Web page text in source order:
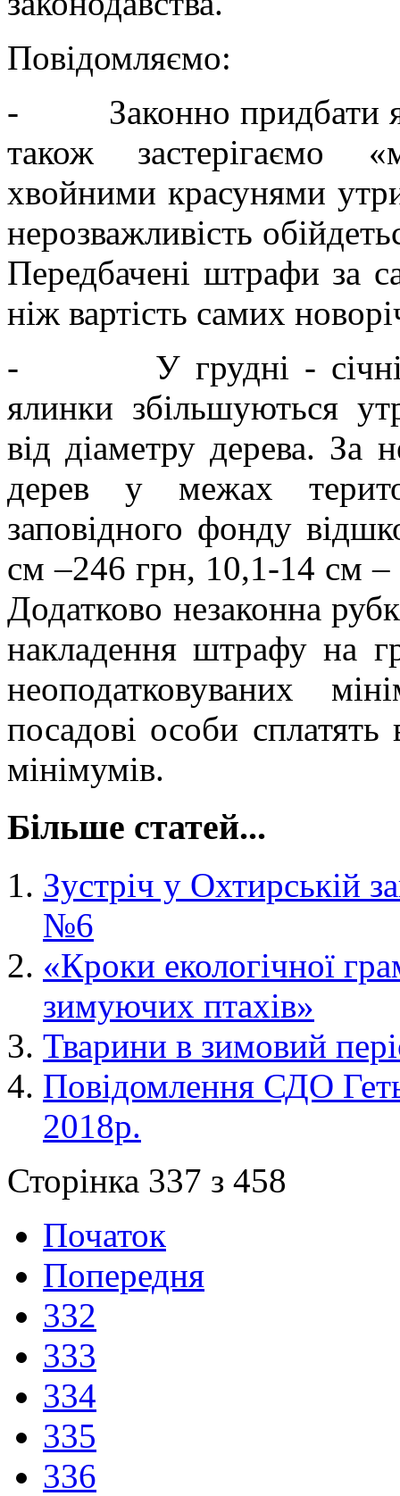
Повідомляємо:
- Законно придбати
також застерігаємо
хвойними красунями
нерозважливість
Передбачені штрафи за
ніж вартість самих
- У грудні - січні
ялинки збільшуються
від діаметру дерева. За
дерев у межах
заповідного фонду
см –246 грн, 10,1-14 см
Додатково незаконна
накладення штрафу на
неоподатковуваних
посадові особи
мінімумів.
Більше статей...
Зустріч у Охтирській
№6
«Кроки екологічної
зимуючих птахів»
Тварини в зимовий
Повідомлення СДО
2018р.
Сторінка 337 з 458
Початок
Попередня
332
333
334
335
336